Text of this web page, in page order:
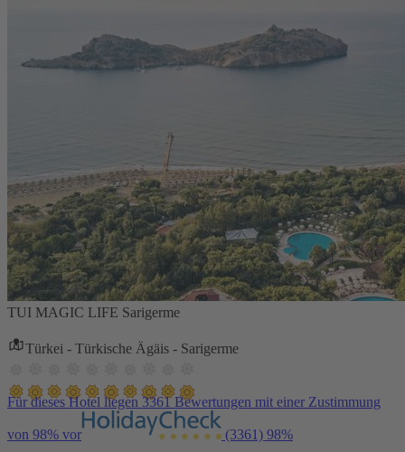
TUI MAGIC LIFE Sarigerme
Türkei - Türkische Ägäis - Sarigerme
Für dieses Hotel liegen 3361 Bewertungen mit einer Zustimmung
von 98% vor (3361) 98%